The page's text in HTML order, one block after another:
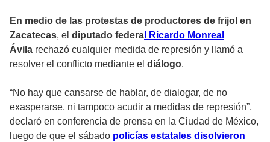
En medio de las protestas de productores de frijol en
Zacatecas, el diputado federa l Ricardo Monreal
Ávila rechazó cualquier medida de represión y llamó a
resolver el conflicto mediante el diálogo.
“No hay que cansarse de hablar, de dialogar, de no
exasperarse, ni tampoco acudir a medidas de represión”,
declaró en conferencia de prensa en la Ciudad de México,
luego de que el sábado policías estatales disolvieron